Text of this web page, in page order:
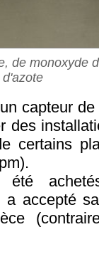
de monoxyde
d'azote
capteur
des
certains
été
a accepté